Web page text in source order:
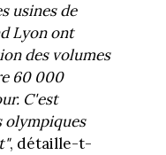
usines de
Lyon ont
des volumes
60 000
C'est
olympiques
, détaille-t-